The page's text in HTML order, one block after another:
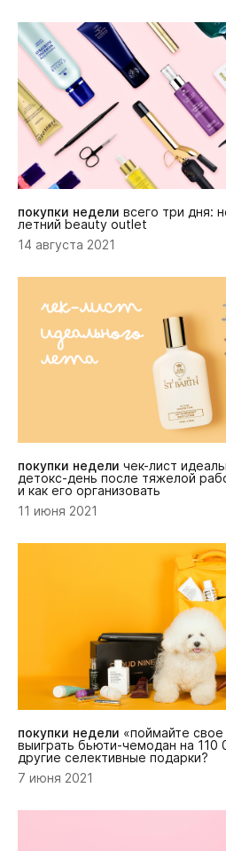
покупки недели всего три дня:
летний beauty outlet
14 августа 2021
покупки недели чек-лист
детокс-день после тяжелой
и как его организовать
11 июня 2021
покупки недели «поймайте свое
выиграть бьюти-чемодан на 110
другие селективные подарки?
7 июня 2021